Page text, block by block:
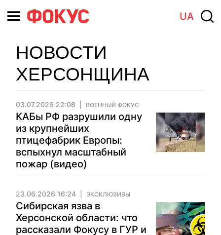
UA
НОВОСТИ
ХЕРСОНЩИНА
03.07.2026 22:08 ВОЕННЫЙ ФОКУС
КАБы РФ разрушили одну
из крупнейших
птицефабрик Европы:
вспыхнул масштабный
пожар (видео)
23.06.2026 16:24 ЭКСКЛЮЗИВЫ
Сибирская язва в
Херсонской области: что
рассказали Фокусу в ГУР и